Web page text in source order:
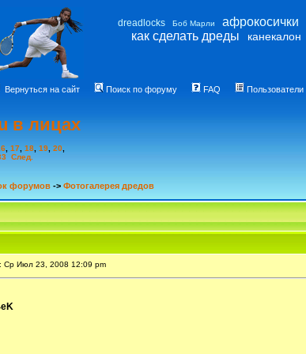
dreadlocks Боб Марли афрокосички
как сделать дреды канекалон
Вернуться на сайт Поиск по форуму FAQ Пользователи
в лицах
17 18 19 20
След.
форумов -> Фотогалерея дредов
Ср Июл 23, 2008 12:09 pm